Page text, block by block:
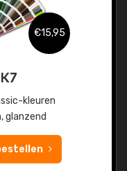
€15,95
kleuren
glanzend